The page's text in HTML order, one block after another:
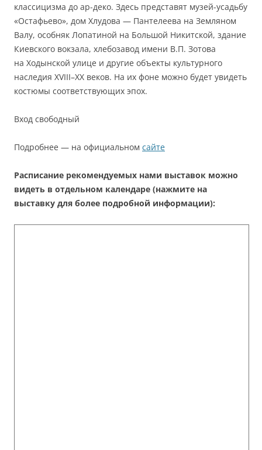
классицизма до ар-деко. Здесь представят музей-усадьбу
«Остафьево», дом Хлудова — Пантелеева на Земляном
Валу, особняк Лопатиной на Большой Никитской, здание
Киевского вокзала, хлебозавод имени В.П. Зотова
на Ходынской улице и другие объекты культурного
наследия XVIII–XX веков. На их фоне можно будет увидеть
костюмы соответствующих эпох.
Вход свободный
Подробнее — на официальном сайте
Расписание рекомендуемых нами выставок можно
видеть в отдельном календаре (нажмите на
выставку для более подробной информации):